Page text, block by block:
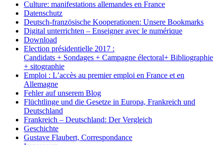
Culture: manifestations allemandes en France
Datenschutz
Deutsch-französische Kooperationen: Unsere Bookmarks
Digital unterrichten – Enseigner avec le numérique
Download
Election présidentielle 2017 :
Candidats + Sondages + Campagne électoral+ Bibliographie
+ sitographie
Emploi : L’accès au premier emploi en France et en
Allemagne
Fehler auf unserem Blog
Flüchtlinge und die Gesetze in Europa, Frankreich und
Deutschland
Frankreich – Deutschland: Der Vergleich
Geschichte
Gustave Flaubert, Correspondance